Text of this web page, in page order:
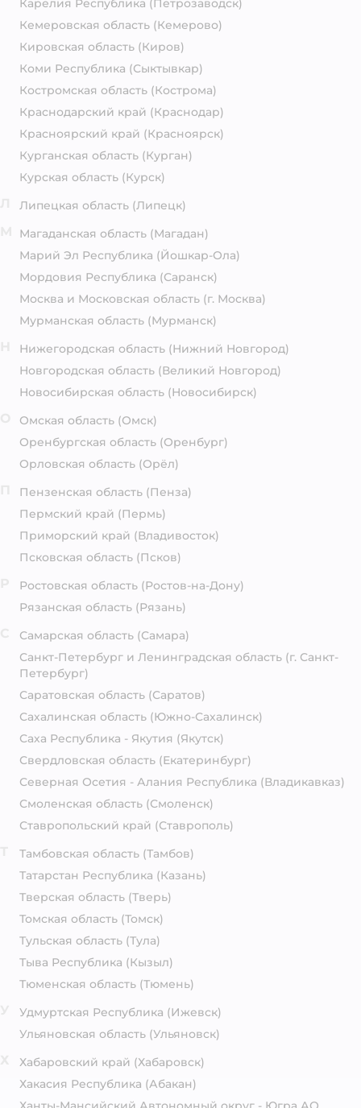
Карелия Республика (Петрозаводск)
Кемеровская область (Кемерово)
Кировская область (Киров)
Коми Республика (Сыктывкар)
Костромская область (Кострома)
Краснодарский край (Краснодар)
Красноярский край (Красноярск)
Курганская область (Курган)
Курская область (Курск)
Липецкая область (Липецк)
Магаданская область (Магадан)
Марий Эл Республика (Йошкар-Ола)
Мордовия Республика (Саранск)
Москва и Московская область (г. Москва)
Мурманская область (Мурманск)
Нижегородская область (Нижний Новгород)
Новгородская область (Великий Новгород)
Новосибирская область (Новосибирск)
Омская область (Омск)
Оренбургская область (Оренбург)
Орловская область (Орёл)
Пензенская область (Пенза)
Пермский край (Пермь)
Приморский край (Владивосток)
Псковская область (Псков)
Ростовская область (Ростов-на-Дону)
Рязанская область (Рязань)
Самарская область (Самара)
Санкт-Петербург и Ленинградская область (г. Санкт-
Петербург)
Саратовская область (Саратов)
Сахалинская область (Южно-Сахалинск)
Саха Республика - Якутия (Якутск)
Свердловская область (Екатеринбург)
Северная Осетия - Алания Республика (Владикавказ)
Смоленская область (Смоленск)
Ставропольский край (Ставрополь)
Тамбовская область (Тамбов)
Татарстан Республика (Казань)
Тверская область (Тверь)
Томская область (Томск)
Тульская область (Тула)
Тыва Республика (Кызыл)
Тюменская область (Тюмень)
Удмуртская Республика (Ижевск)
Ульяновская область (Ульяновск)
Хабаровский край (Хабаровск)
Хакасия Республика (Абакан)